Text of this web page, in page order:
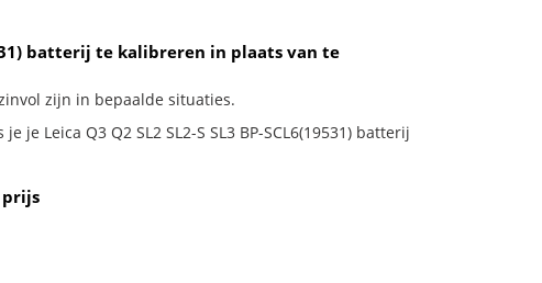
batterij te kalibreren in plaats van te
zinvol zijn in bepaalde situaties.
Leica Q3 Q2 SL2 SL2-S SL3 BP-SCL6(19531) batterij
prijs